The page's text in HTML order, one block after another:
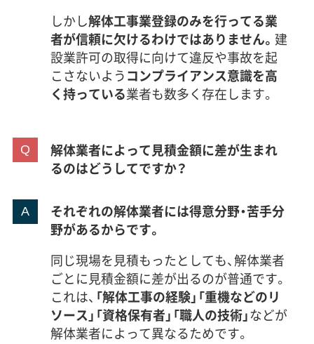
しかし解体工事業登録のみを行ってる業
者が信頼に欠けるわけではありません。 建
設業許可の取得に向けて違反や事故を起
こさないようコンプライアンス意識を高
く持っている業者も数多く存在します。
解体業者によって見積金額に差が生まれ
るのはどうしてですか？
それぞれの解体業者には得意分野・苦手分
野があるからです。
同じ現場を見積もったとしても、解体業者
ごとに見積金額に差が出るのが普通です。
これは、 「解体工事の経験」「重機などのリ
ソース」「資格保有者」「職人の技術」などが
解体業者によって異なるためです。